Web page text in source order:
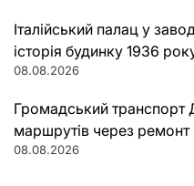
Італійський палац у
історія будинку 1936
08.08.2026
Громадський транспорт
маршрутів через ремонт
08.08.2026